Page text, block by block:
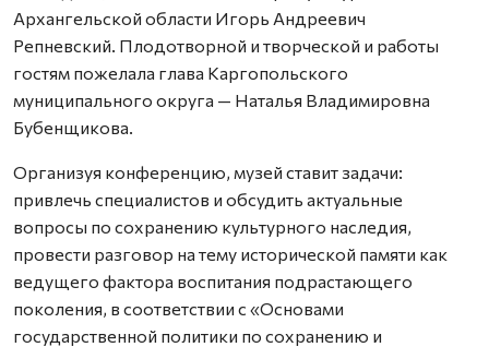
Архангельской области Игорь Андреевич
Репневский. Плодотворной и творческой и работы
гостям пожелала глава Каргопольского
муниципального округа — Наталья Владимировна
Бубенщикова.
Организуя конференцию, музей ставит задачи:
привлечь специалистов и обсудить актуальные
вопросы по сохранению культурного наследия,
провести разговор на тему исторической памяти как
ведущего фактора воспитания подрастающего
поколения, в соответствии с «Основами
государственной политики по сохранению и